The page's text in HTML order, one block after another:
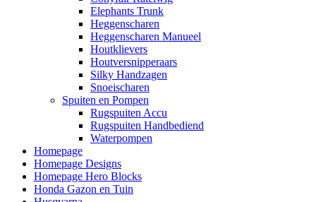
Elephants Trunk
Heggenscharen
Heggenscharen Manueel
Houtklievers
Houtversnipperaars
Silky Handzagen
Snoeischaren
Spuiten en Pompen
Rugspuiten Accu
Rugspuiten Handbediend
Waterpompen
Homepage
Homepage Designs
Homepage Hero Blocks
Honda Gazon en Tuin